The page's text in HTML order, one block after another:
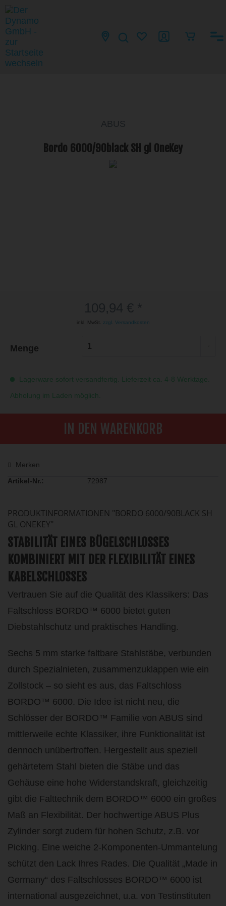
ABUS
Bordo 6000/90black SH gl OneKey
inkl. MwSt. zzgl. Versandkosten
Menge
Lagerware sofort versandfertig. Lieferzeit ca. 4-8 Werktage.
Abholung im Laden möglich.
IN DEN WARENKORB
Merken
Artikel-Nr.:
72987
PRODUKTINFORMATIONEN "BORDO 6000/90BLACK SH
GL ONEKEY"
STABILITÄT EINES BÜGELSCHLOSSES
KOMBINIERT MIT DER FLEXIBILITÄT EINES
KABELSCHLOSSES
Vertrauen Sie auf die Qualität des Klassikers: Das
Faltschloss BORDO™ 6000 bietet guten
Diebstahlschutz und praktisches Handling.
Sechs 5 mm starke faltbare Stahlstäbe, verbunden
durch Spezialnieten, zusammenzuklappen wie ein
Zollstock – so sieht es aus, das Faltschloss
BORDO™ 6000. Die Idee ist nicht neu, die
Schlösser der BORDO™ Familie von ABUS sind
mittlerweile echte Klassiker, ihre Funktionalität ist
dennoch unübertroffen. Hergestellt aus speziell
gehärtetem Stahl bieten die Stäbe und das
Gehäuse eine hohe Widerstandskraft, gleichzeitig
gibt die Falttechnik dem BORDO™ 6000 ein großes
Maß an Flexibilität. Der hochwertige ABUS Plus
Zylinder sorgt zudem für hohen Schutz, z.B. vor
Picking. Eine weiche 2-Komponenten-Ummantelung
schützt den Lack Ihres Rades. Die Qualität „Made in
Germany“ des Faltschlosses BORDO™ 6000 ist
international ausgezeichnet, u.a. von Testinstituten